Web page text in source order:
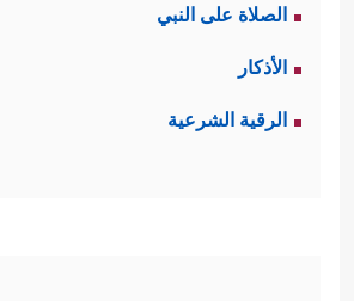
الصلاة على النبي
الأذكار
الرقية الشرعية